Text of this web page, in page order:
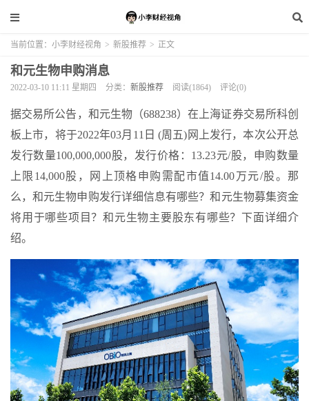
当前位置： 小李财经视角 > 新股推荐 > 正文
和元生物申购消息
2022-03-10 11:11 星期四 分类： 新股推荐 阅读(1864) 评论(0)
据交易所公告，和元生物（688238）在上海证券交易所科创
板上市，将于2022年03月11日 (周五)网上发行，本次公开总
发行数量100,000,000股，发行价格：13.23元/股，申购数量
上限14,000股，网上顶格申购需配市值14.00万元/股。那
么，和元生物申购发行详细信息有哪些？和元生物募集资金
将用于哪些项目？和元生物主要股东有哪些？下面详细介
绍。